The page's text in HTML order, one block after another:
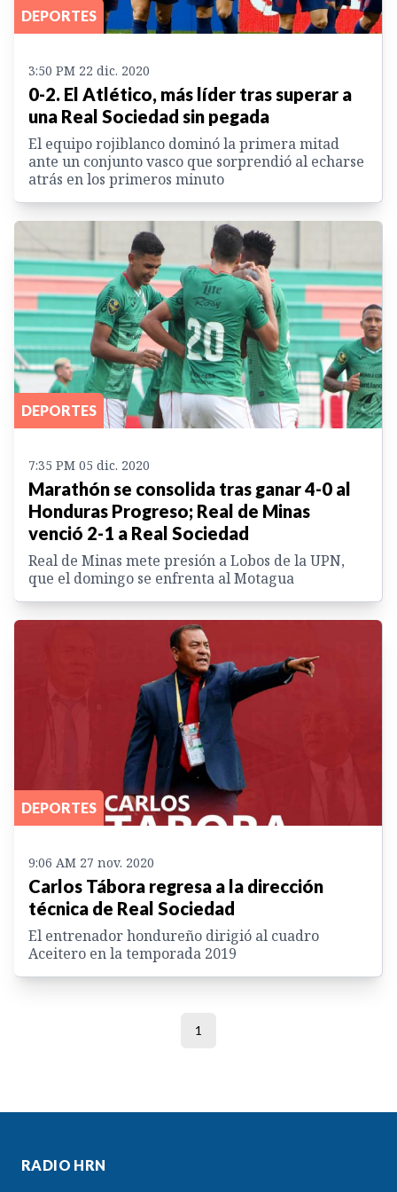
DEPORTES
3:50 PM 22 dic. 2020
0-2. El Atlético, más líder tras superar a
una Real Sociedad sin pegada
El equipo rojiblanco dominó la primera mitad
ante un conjunto vasco que sorprendió al echarse
atrás en los primeros minuto
DEPORTES
7:35 PM 05 dic. 2020
Marathón se consolida tras ganar 4-0 al
Honduras Progreso; Real de Minas
venció 2-1 a Real Sociedad
Real de Minas mete presión a Lobos de la UPN,
que el domingo se enfrenta al Motagua
DEPORTES
9:06 AM 27 nov. 2020
Carlos Tábora regresa a la dirección
técnica de Real Sociedad
El entrenador hondureño dirigió al cuadro
Aceitero en la temporada 2019
1
RADIO HRN